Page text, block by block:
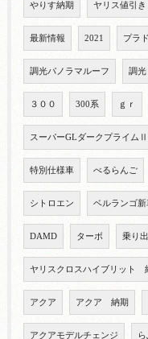
やりす納期 ヤリス値引き
最新情報 2021 プラ
調光パノラマルーフ 調光
３００ 300系 ｇｒ
スーパーGLダークプライムⅡ
特別仕様車 べるらんご
シトロエン ベルランゴ新
DAMD ターボ 乗り
ヤリスクロスハイブリット
アクア アクア 納期
アクアモデルチェンジ